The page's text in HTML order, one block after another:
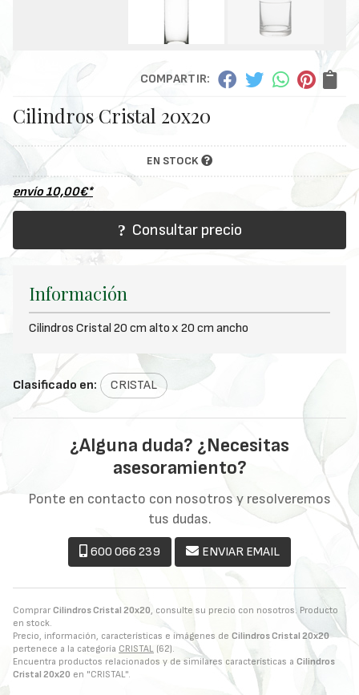
COMPARTIR:
Cilindros Cristal 20x20
EN STOCK
envío10,00€*
Consultar precio
Comprar Cilindros Cristal 20x20, consulte su precio con nosotros. Producto
en stock.
Precio, información, características e imágenes de Cilindros Cristal 20x20
pertenece a la categoría CRISTAL (62).
Encuentra productos relacionados y de similares características a Cilindros
Cristal 20x20 en "CRISTAL".
Información
Cilindros Cristal 20 cm alto x 20 cm ancho
Clasificado en: CRISTAL
¿Alguna duda? ¿Necesitas
asesoramiento?
Ponte en contacto con nosotros y resolveremos
tus dudas.
600 066 239 ENVIAR EMAIL